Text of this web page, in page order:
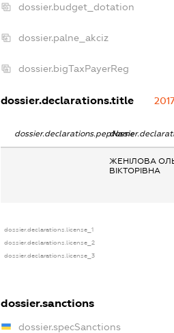
dossier.budget_dotation
dossier.palne_akciz
dossier.bigTaxPayerReg
dossier.declarations.title
dossier.declarations.pepName
ЖЕНІЛОВА
ВІКТОРІВНА
dossier.declarations.license_1
dossier.declarations.license_2
dossier.declarations.license_3
dossier.sanctions
dossier.specSanctions